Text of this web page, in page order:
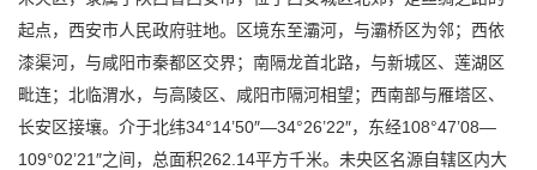
起点，西安市人民政府驻地。区境东至灞河，与灞桥区为邻；西依
漆渠河，与咸阳市秦都区交界；南隔龙首北路，与新城区、莲湖区
毗连；北临渭水，与高陵区、咸阳市隔河相望；西南部与雁塔区、
长安区接壤。介于北纬34°14’50″—34°26’22″，东经108°47’08—
109°02’21″之间，总面积262.14平方千米。未央区名源自辖区内大